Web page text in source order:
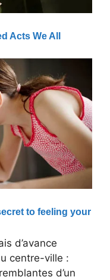
d’avance
centre-ville :
d’un